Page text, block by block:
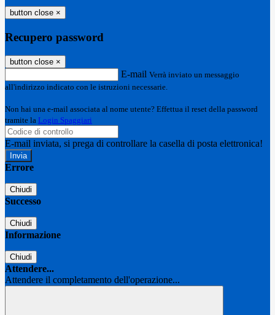
button close ×
Recupero password
button close ×
E-mail Verrà inviato un messaggio
all'indirizzo indicato con le istruzioni necessarie.
Non hai una e-mail associata al nome utente? Effettua il reset della password
tramite la Login Spaggiari
E-mail inviata, si prega di controllare la casella di posta elettronica!
Errore
Chiudi
Successo
Chiudi
Informazione
Chiudi
Attendere...
Attendere il completamento dell'operazione...